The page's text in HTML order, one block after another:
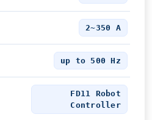
2~350 A
up to 500 Hz
FD11 Robot
Controller